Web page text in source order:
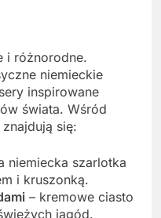
i różnorodne.
niemieckie
inspirowane
świata. Wśród
się:
niemiecka szarlotka
i kruszonką.
– kremowe ciasto
jagód.